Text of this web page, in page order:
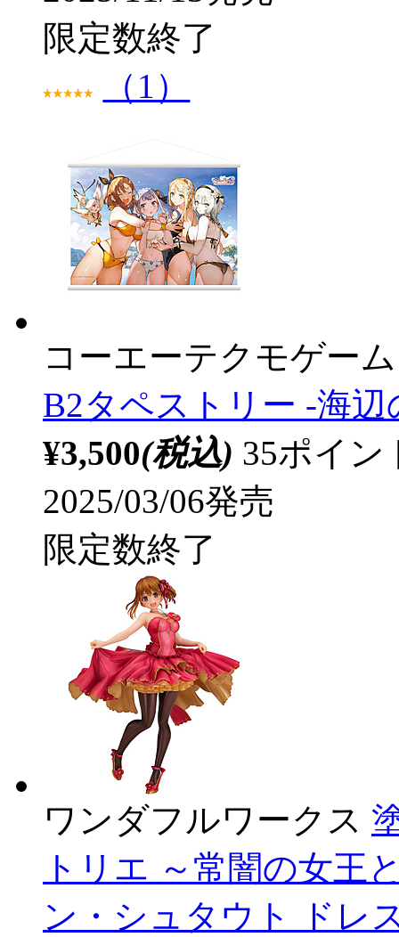
限定数終了
（1）
コーエーテクモゲー
B2タペストリー ‐海
¥3,500(税込) 35ポイ
2025/03/06発売
限定数終了
ワンダフルワークス
トリエ ～常闇の女王
ン・シュタウト ドレ